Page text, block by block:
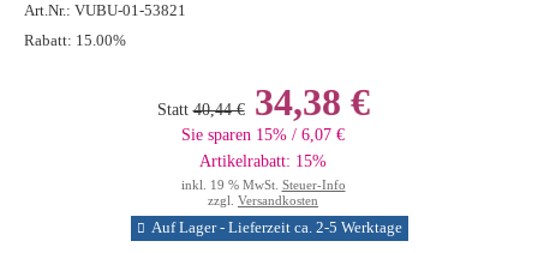
Art.Nr.: VUBU-01-53821
Rabatt: 15.00%
Statt 40,44 €34,38 €
Sie sparen 15% / 6,07 €
Artikelrabatt: 15%
inkl. 19 % MwSt. Steuer-Info
zzgl. Versandkosten
Auf Lager - Lieferzeit ca. 2-5 Werktage